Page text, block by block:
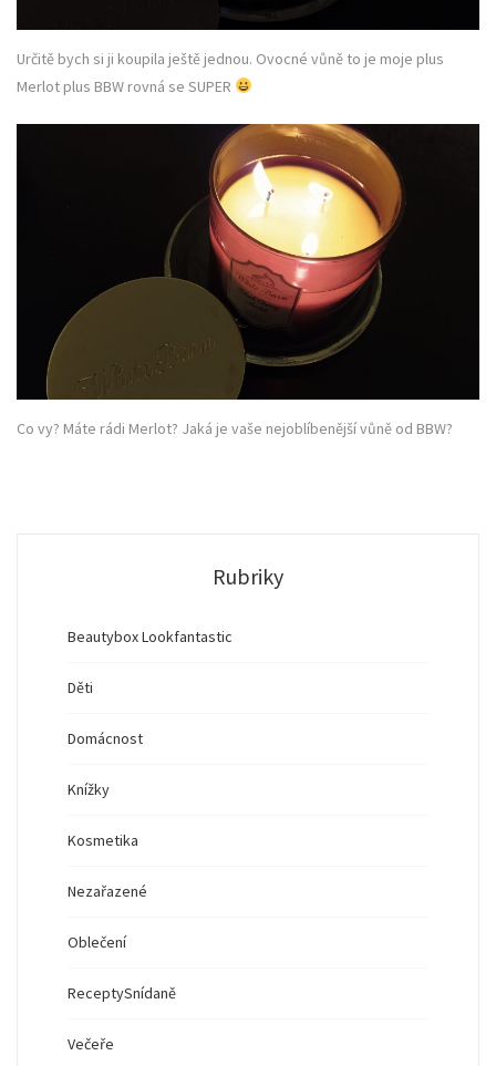
Určitě bych si ji koupila ještě jednou. Ovocné vůně to je moje plus
Merlot plus BBW rovná se SUPER
Co vy? Máte rádi Merlot? Jaká je vaše nejoblíbenější vůně od BBW?
Rubriky
Beautybox Lookfantastic
Děti
Domácnost
Knížky
Kosmetika
Nezařazené
Oblečení
ReceptySnídaně
Večeře